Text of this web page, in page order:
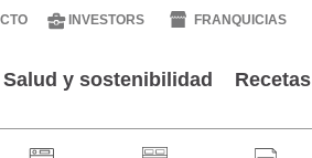
INVESTORS FRANQUICIAS
Salud y sostenibilidad Recetas